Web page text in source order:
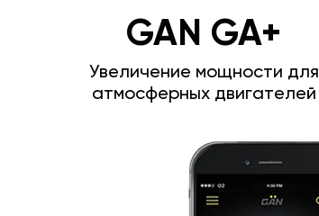
GAN GA+
Увеличение мощности для
атмосферных двигателей